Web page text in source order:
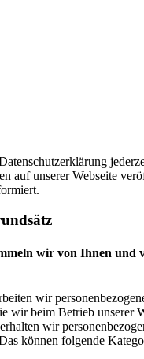
auf unserer Webseite
wir von Ihnen und
wir
wir beim Betrieb unserer
wir
können folgende